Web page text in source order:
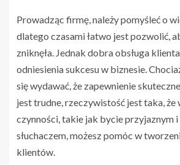
Prowadząc firmę, należy pomyśleć o
dlatego czasami łatwo jest pozwolić,
zniknęła. Jednak dobra obsługa
odniesienia sukcesu w biznesie.
się wydawać, że zapewnienie
jest trudne, rzeczywistość jest taka,
czynności, takie jak bycie przyjaznym
słuchaczem, możesz pomóc w
klientów.